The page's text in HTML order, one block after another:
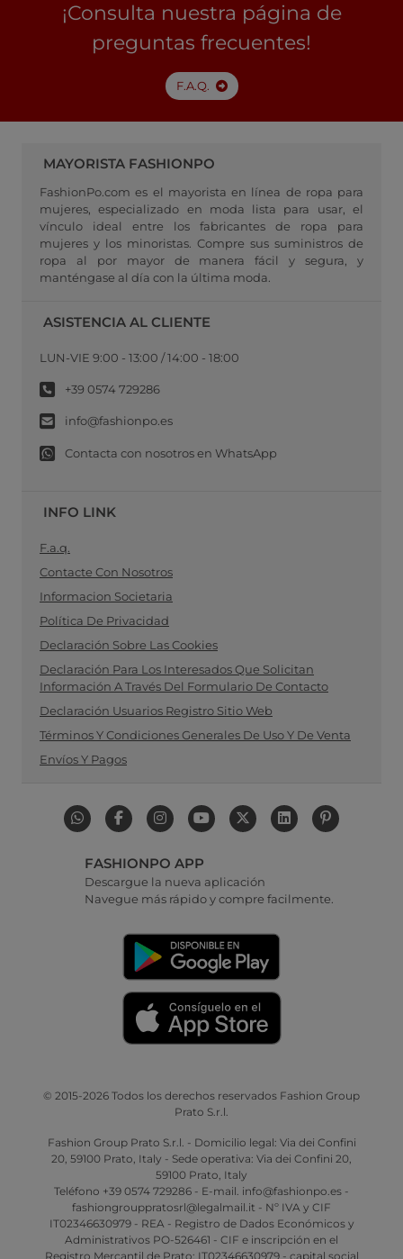
¡Consulta nuestra página de
preguntas frecuentes!
F.A.Q.
MAYORISTA FASHIONPO
FashionPo.com es el mayorista en línea de ropa para
mujeres, especializado en moda lista para usar, el
vínculo ideal entre los fabricantes de ropa para
mujeres y los minoristas. Compre sus suministros de
ropa al por mayor de manera fácil y segura, y
manténgase al día con la última moda.
ASISTENCIA AL CLIENTE
LUN-VIE 9:00 - 13:00 / 14:00 - 18:00
+39 0574 729286
info@fashionpo.es
Contacta con nosotros en WhatsApp
INFO LINK
F.a.q.
Contacte Con Nosotros
Informacion Societaria
Política De Privacidad
Declaración Sobre Las Cookies
Declaración Para Los Interesados Que Solicitan
Información A Través Del Formulario De Contacto
Declaración Usuarios Registro Sitio Web
Términos Y Condiciones Generales De Uso Y De Venta
Envíos Y Pagos
FASHIONPO APP
Descargue la nueva aplicación
Navegue más rápido y compre facilmente.
© 2015-2026 Todos los derechos reservados Fashion Group
Prato S.r.l.
Fashion Group Prato S.r.l. - Domicilio legal: Via dei Confini
20, 59100 Prato, Italy - Sede operativa: Via dei Confini 20,
59100 Prato, Italy
Teléfono +39 0574 729286 - E-mail. info@fashionpo.es -
fashiongrouppratosrl@legalmail.it - Nº IVA y CIF
IT02346630979 - REA - Registro de Dados Económicos y
Administrativos PO-526461 - CIF e inscripción en el
Registro Mercantil de Prato: IT02346630979 - capital social